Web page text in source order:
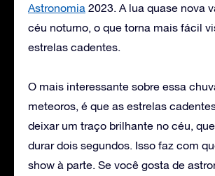
Astronomia 2023. A lua quase nova
céu noturno, o que torna mais fácil
estrelas cadentes.
O mais interessante sobre essa
meteoros, é que as estrelas
deixar um traço brilhante no céu,
durar dois segundos. Isso faz com
show à parte. Se você gosta de